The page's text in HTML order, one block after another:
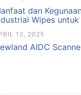
dan
Wipes
12, 2025
AIDC